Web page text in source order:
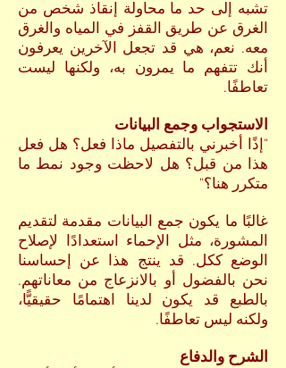
تشبه إلى حد ما محاولة إنقاذ شخص من
الغرق عن طريق القفز في المياه والغرق
معه. نعم، هي قد تجعل الآخرين يعرفون
أنك تتفهم ما يمرون به، ولكنها ليست
تعاطفًا.
الاستجواب وجمع البيانات
"إذًا أخبرني بالتفصيل ماذا فعل؟ هل فعل
هذا من قبل؟ هل لاحظت وجود نمط ما
متكرر هنا؟"
غالبًا ما يكون جمع البيانات مقدمة لتقديم
المشورة، مثل الإحماء استعدادًا لإصلاح
الوضع ككل. قد ينتج هذا عن إحساسنا
نحن بالفضول أو بالانزعاج من معاناتهم.
بالطبع قد يكون لدينا اهتمامًا حقيقيًّا،
ولكنه ليس تعاطفًا.
الشرح والدفاع